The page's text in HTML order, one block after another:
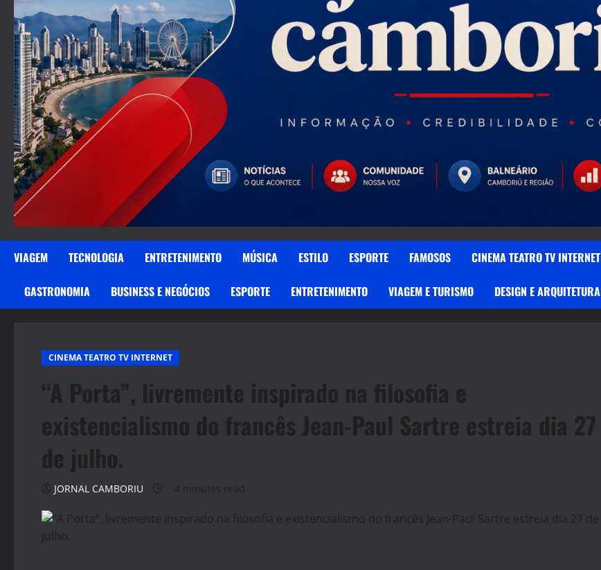
VIAGEM TECNOLOGIA ENTRETENIMENTO MÚSICA ESTILO ESPORTE FAMOSOS CINEMA TEATRO TV INTERNET
GASTRONOMIA BUSINESS E NEGÓCIOS ESPORTE ENTRETENIMENTO VIAGEM E TURISMO DESIGN E ARQUITETURA
CINEMA TEATRO TV INTERNET
“A Porta”, livremente inspirado na filosofia e
existencialismo do francês Jean-Paul Sartre estreia dia 27
de julho.
JORNAL CAMBORIU 4 minutes read